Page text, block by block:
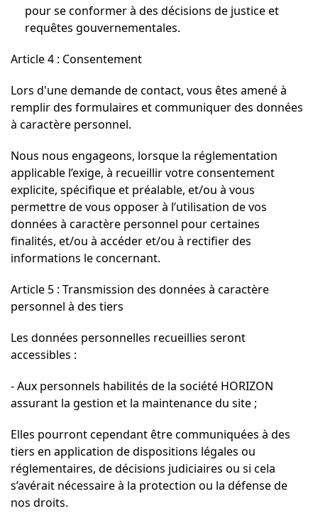
pour se conformer à des décisions de justice et
requêtes gouvernementales.
Article 4 : Consentement
Lors d'une demande de contact, vous êtes amené à
remplir des formulaires et communiquer des données
à caractère personnel.
Nous nous engageons, lorsque la réglementation
applicable l’exige, à recueillir votre consentement
explicite, spécifique et préalable, et/ou à vous
permettre de vous opposer à l’utilisation de vos
données à caractère personnel pour certaines
finalités, et/ou à accéder et/ou à rectifier des
informations le concernant.
Article 5 : Transmission des données à caractère
personnel à des tiers
Les données personnelles recueillies seront
accessibles :
- Aux personnels habilités de la société HORIZON
assurant la gestion et la maintenance du site ;
Elles pourront cependant être communiquées à des
tiers en application de dispositions légales ou
réglementaires, de décisions judiciaires ou si cela
s’avérait nécessaire à la protection ou la défense de
nos droits.